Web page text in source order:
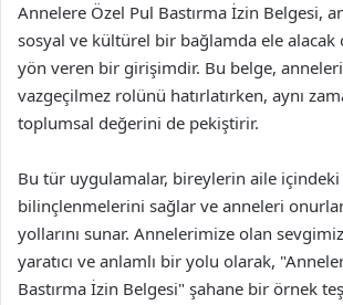
Annelere Özel Pul Bastırma İzin Belgesi,
sosyal ve kültürel bir bağlamda ele
yön veren bir girişimdir. Bu belge,
vazgeçilmez rolünü hatırlatırken, aynı
toplumsal değerini de pekiştirir.
Bu tür uygulamalar, bireylerin aile
bilinçlenmelerini sağlar ve anneleri
yollarını sunar. Annelerimize olan
yaratıcı ve anlamlı bir yolu olarak,
Bastırma İzin Belgesi" şahane bir örnek